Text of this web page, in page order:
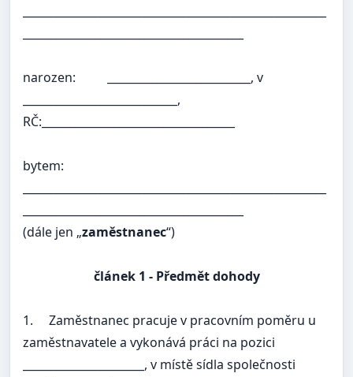
narozen: __________________________, v
____________________________,
RČ:___________________________________
bytem:
(dále jen „zaměstnanec“)
článek 1 -Předmět dohody
1.
Zaměstnanec pracuje v pracovním poměru u
zaměstnavatele a vykonává práci na pozici
______________________, v místě sídla společnosti